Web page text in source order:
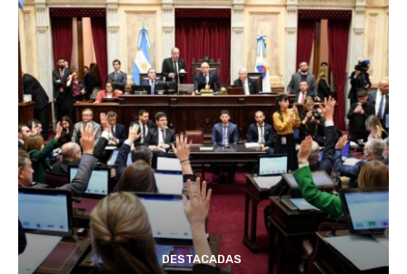
DESTACADAS